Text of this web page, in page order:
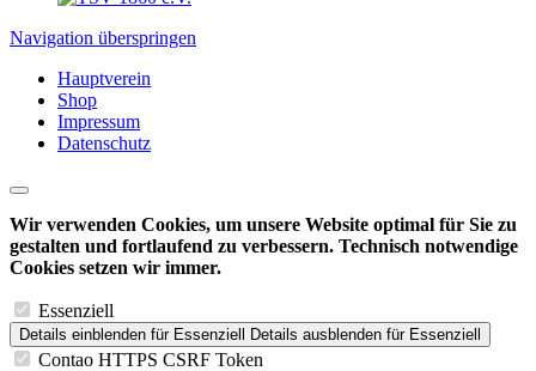
Navigation überspringen
Hauptverein
Shop
Impressum
Datenschutz
Wir verwenden Cookies, um unsere Website optimal für Sie zu
gestalten und fortlaufend zu verbessern. Technisch notwendige
Cookies setzen wir immer.
Essenziell
Details einblenden für Essenziell Details ausblenden für Essenziell
Contao HTTPS CSRF Token